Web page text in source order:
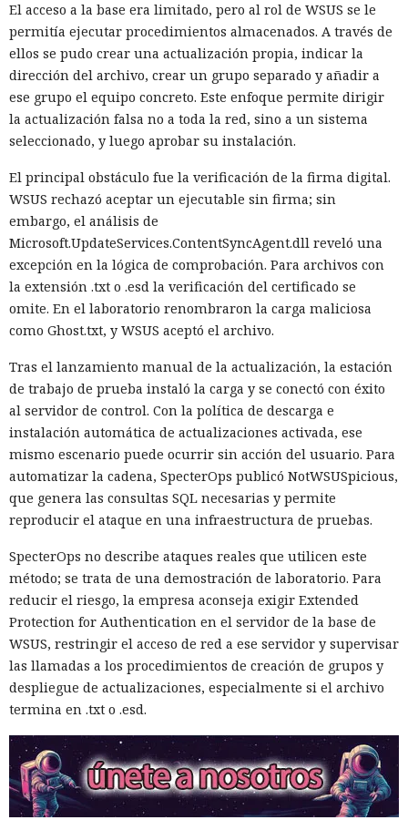
El acceso a la base era limitado, pero al rol de WSUS se le
permitía ejecutar procedimientos almacenados. A través de
ellos se pudo crear una actualización propia, indicar la
dirección del archivo, crear un grupo separado y añadir a
ese grupo el equipo concreto. Este enfoque permite dirigir
la actualización falsa no a toda la red, sino a un sistema
seleccionado, y luego aprobar su instalación.
El principal obstáculo fue la verificación de la firma digital.
WSUS rechazó aceptar un ejecutable sin firma; sin
embargo, el análisis de
Microsoft.UpdateServices.ContentSyncAgent.dll reveló una
excepción en la lógica de comprobación. Para archivos con
la extensión .txt o .esd la verificación del certificado se
omite. En el laboratorio renombraron la carga maliciosa
como Ghost.txt, y WSUS aceptó el archivo.
Tras el lanzamiento manual de la actualización, la estación
de trabajo de prueba instaló la carga y se conectó con éxito
al servidor de control. Con la política de descarga e
instalación automática de actualizaciones activada, ese
mismo escenario puede ocurrir sin acción del usuario. Para
automatizar la cadena, SpecterOps publicó NotWSUSpicious,
que genera las consultas SQL necesarias y permite
reproducir el ataque en una infraestructura de pruebas.
SpecterOps no describe ataques reales que utilicen este
método; se trata de una demostración de laboratorio. Para
reducir el riesgo, la empresa aconseja exigir Extended
Protection for Authentication en el servidor de la base de
WSUS, restringir el acceso de red a ese servidor y supervisar
las llamadas a los procedimientos de creación de grupos y
despliegue de actualizaciones, especialmente si el archivo
termina en .txt o .esd.